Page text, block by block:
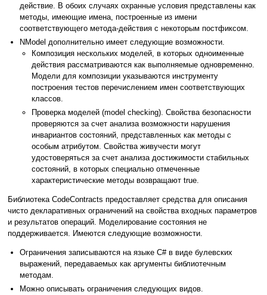
действие. В обоих случаях охранные условия представлены как
методы, имеющие имена, построенные из имени
соответствующего метода-действия с некоторым постфиксом.
NModel дополнительно имеет следующие возможности.
Композиция нескольких моделей, в которых одноименные
действия рассматриваются как выполняемые одновременно.
Модели для композиции указываются инструменту
построения тестов перечислением имен соответствующих
классов.
Проверка моделей (model checking). Свойства безопасности
проверяются за счет анализа возможности нарушения
инвариантов состояний, представленных как методы с
особым атрибутом. Свойства живучести могут
удостоверяться за счет анализа достижимости стабильных
состояний, в которых специально отмеченные
характеристические методы возвращают true.
Библиотека CodeContracts предоставляет средства для описания
чисто декларативных ограничений на свойства входных параметров
и результатов операций. Моделирование состояния не
поддерживается. Имеются следующие возможности.
Ограничения записываются на языке C# в виде булевских
выражений, передаваемых как аргументы библиотечным
методам.
Можно описывать ограничения следующих видов.